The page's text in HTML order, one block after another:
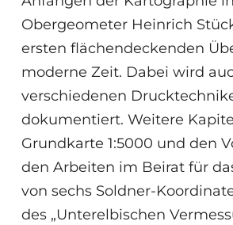
Obergeometer Heinrich
ersten flächendeckenden
moderne Zeit. Dabei wird
verschiedenen
dokumentiert. Weitere
Grundkarte 1:5000 und den
den Arbeiten im Beirat für
von sechs Soldner-
des „Unterelbischen